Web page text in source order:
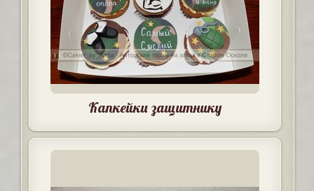
Капкейки защитнику